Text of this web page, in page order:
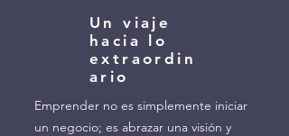
Un viaje
hacia lo
extraordin
ario
Emprender no es simplemente iniciar
un negocio; es abrazar una visión y